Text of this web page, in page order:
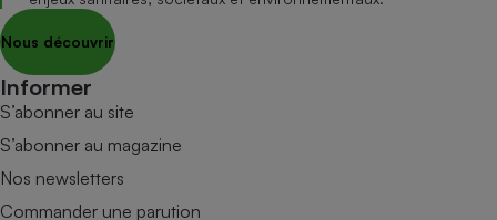
Nous découvrir
Informer
S’abonner au site
S’abonner au magazine
Nos newsletters
Commander une parution